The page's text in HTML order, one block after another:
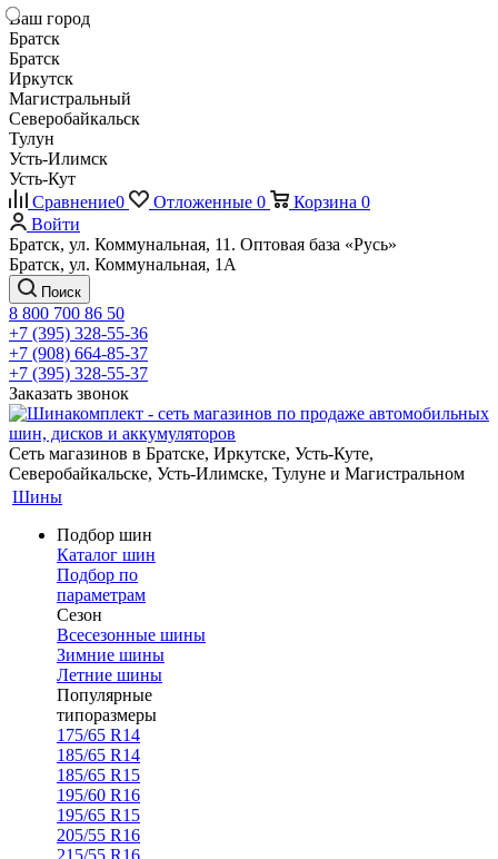
Ваш город
Братск
Братск
Иркутск
Магистральный
Северобайкальск
Тулун
Усть-Илимск
Усть-Кут
Сравнение0 Отложенные 0 Корзина 0
Войти
Братск, ул. Коммунальная, 11. Оптовая база «Русь»
Братск, ул. Коммунальная, 1А
Поиск
8 800 700 86 50
+7 (395) 328-55-36
+7 (908) 664-85-37
+7 (395) 328-55-37
Заказать звонок
Сеть магазинов в Братске, Иркутске, Усть-Куте,
Северобайкальске, Усть-Илимске, Тулуне и Магистральном
Шины
Подбор шин
Каталог шин
Подбор по
параметрам
Сезон
Всесезонные шины
Зимние шины
Летние шины
Популярные
типоразмеры
175/65 R14
185/65 R14
185/65 R15
195/60 R16
195/65 R15
205/55 R16
215/55 R16